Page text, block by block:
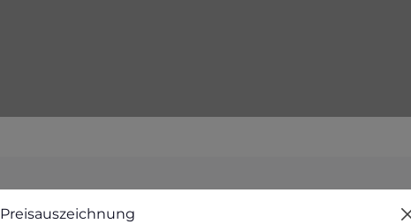
Preisauszeichnung